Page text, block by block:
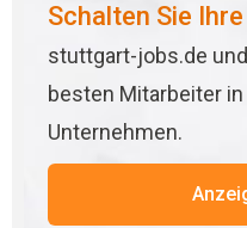
Schalten Sie
stuttgart-jobs.de
besten Mitarbeiter
Unternehmen.